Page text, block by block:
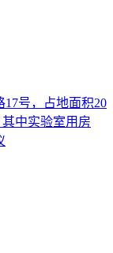
号，占地面积20
中实验室用房